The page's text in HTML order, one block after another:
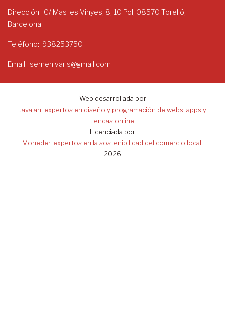
Dirección
C/ Mas les Vinyes, 8, 10 Pol, 08570 Torelló,
Barcelona
Teléfono 938253750
Email semenivaris@gmail.com
Web desarrollada por
Javajan, expertos en diseño y programación de webs, apps y
tiendas online.
Licenciada por
Moneder, expertos en la sostenibilidad del comercio local.
2026